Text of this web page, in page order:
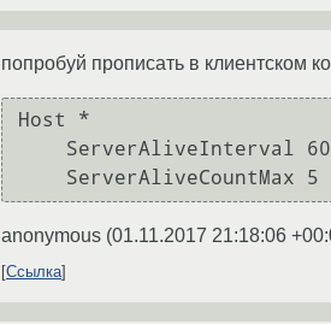
попробуй прописать в клиентском
Host *
anonymous (01.11.2017 21:18:06
Ссылка